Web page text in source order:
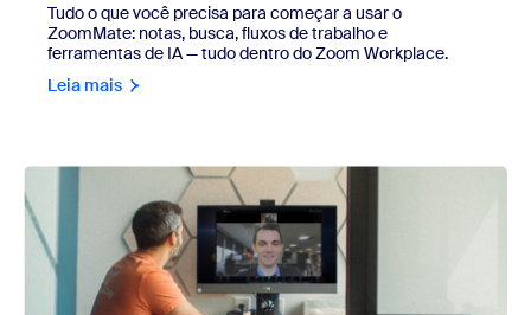
Tudo o que você precisa para começar a usar o
ZoomMate: notas, busca, fluxos de trabalho e
ferramentas de IA — tudo dentro do Zoom Workplace.
Leia mais